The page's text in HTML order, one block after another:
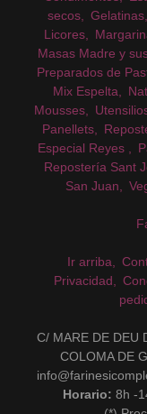
secos
Gelatinas
Licores
Masas Madre y
Preparados de
Mix Espelta
Mousses
Panellets
Especial Reyes
Repostería Sant
San Juan
Ir arriba
Privacidad
C/ MARE DE DEU
COLOMA DE
Horario: 8h -